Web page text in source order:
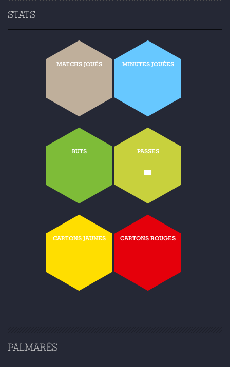
STATS
MATCHS JOUÉS MINUTES JOUÉES
BUTS PASSES
-
CARTONS JAUNES CARTONS ROUGES
PALMARÈS